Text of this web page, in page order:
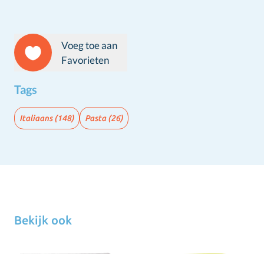
Voeg toe aan
Favorieten
Tags
Italiaans(148) Pasta(26)
Bekijk ook